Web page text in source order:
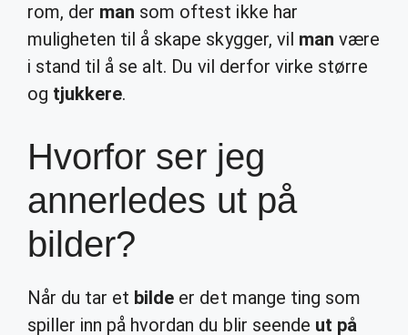
rom, der man som oftest ikke har
muligheten til å skape skygger, vil man være
i stand til å se alt. Du vil derfor virke større
og tjukkere.
Hvorfor ser jeg
annerledes ut på
bilder?
Når du tar et bilde er det mange ting som
spiller inn på hvordan du blir seende ut på